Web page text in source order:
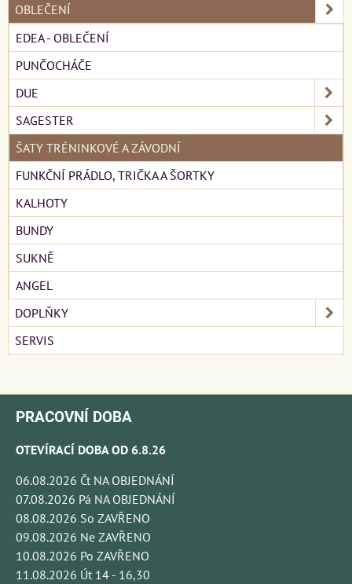
OBLEČENÍ
EDEA - OBLEČENÍ
PUNČOCHÁČE
DUE
SAGESTER
ŠATY TRÉNINKOVÉ A ZÁVODNÍ
FUNKČNÍ PRÁDLO, TRIČKA A ŠORTKY
KALHOTY
BUNDY
SUKNĚ
ANGEL
DOPLŇKY
SERVIS
PRACOVNÍ DOBA
OTEVÍRACÍ DOBA OD 6.8.26
06.08.2026 Čt NA OBJEDNÁNÍ
07.08.2026 Pá NA OBJEDNÁNÍ
08.08.2026 So ZAVŘENO
09.08.2026 Ne ZAVŘENO
10.08.2026 Po ZAVŘENO
11.08.2026 Út 14 - 16,30